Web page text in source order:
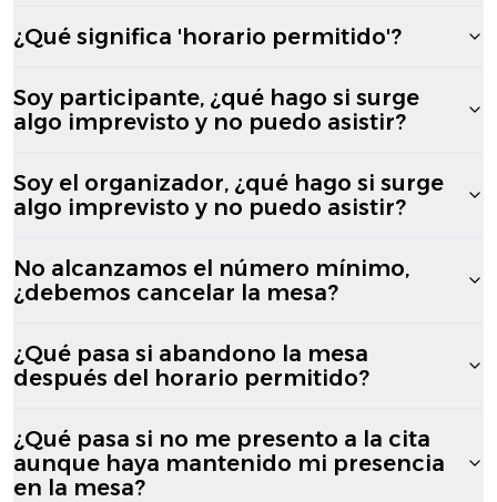
¿Qué significa 'horario permitido'?
Soy participante, ¿qué hago si surge
algo imprevisto y no puedo asistir?
Soy el organizador, ¿qué hago si surge
algo imprevisto y no puedo asistir?
No alcanzamos el número mínimo,
¿debemos cancelar la mesa?
¿Qué pasa si abandono la mesa
después del horario permitido?
¿Qué pasa si no me presento a la cita
aunque haya mantenido mi presencia
en la mesa?